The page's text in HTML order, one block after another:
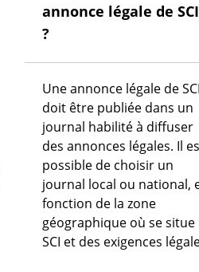
annonce légale de SCI
?
Une annonce légale de SCI
doit être publiée dans un
journal habilité à diffuser
des annonces légales. Il
possible de choisir un
journal local ou national,
fonction de la zone
géographique où se situe
SCI et des exigences